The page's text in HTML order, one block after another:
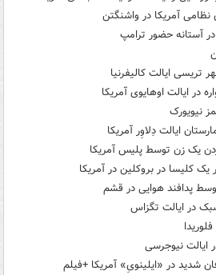
آمریکا در واشنگتن
آستانه حضور ترامپ
ایالت کالیفرنیا
در ایالت اوهایوی آمریکا
نیویورک
ایالت دِلاوِر آمریکا
یک زن توسط پلیس آمریکا
کلیسا در بروکلین در آمریکا
پدافند هوایی در قشم
در ایالت تگزاس
ایالت نیوجرسی
شدید در «ایلینویِ» آمریکا +فیلم